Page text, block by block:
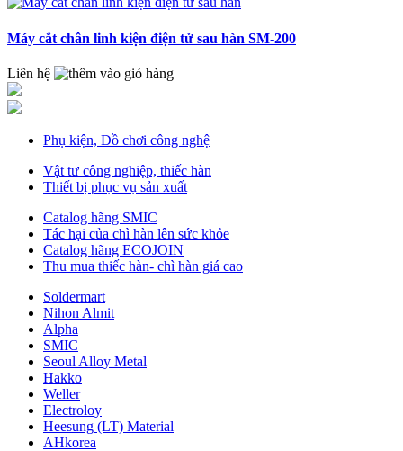
Máy cắt chân linh kiện điện tử sau hàn SM-200
Liên hệ
Phụ kiện, Đồ chơi công nghệ
Vật tư công nghiệp, thiếc hàn
Thiết bị phục vụ sản xuất
Catalog hãng SMIC
Tác hại của chì hàn lên sức khỏe
Catalog hãng ECOJOIN
Thu mua thiếc hàn- chì hàn giá cao
Soldermart
Nihon Almit
Alpha
SMIC
Seoul Alloy Metal
Hakko
Weller
Electroloy
Heesung (LT) Material
AHkorea